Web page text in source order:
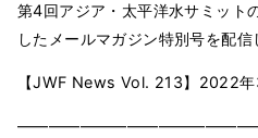
第4回アジア・太平洋水サミット
したメールマガジン特別号を配信
【JWF News Vol. 213】2022